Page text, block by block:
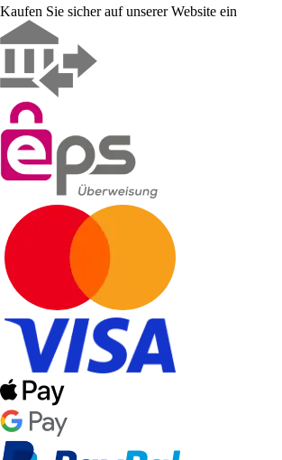
Kaufen Sie sicher auf unserer Website ein